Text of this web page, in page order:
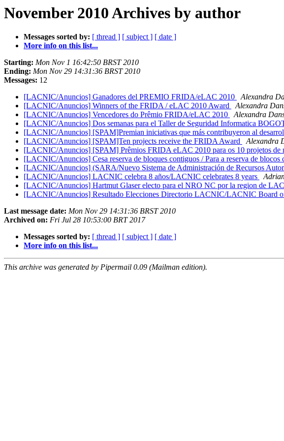
November 2010 Archives by author
Messages sorted by: [ thread ] [ subject ] [ date ]
More info on this list...
Starting: Mon Nov 1 16:42:50 BRST 2010
Ending: Mon Nov 29 14:31:36 BRST 2010
Messages: 12
[LACNIC/Anuncios] Ganadores del PREMIO FRIDA/eLAC 2010
Alexandra
[LACNIC/Anuncios] Winners of the FRIDA / eLAC 2010 Award
Alexandra
[LACNIC/Anuncios] Vencedores do Prêmio FRIDA/eLAC 2010
Alexandra
[LACNIC/Anuncios] Dos semanas para el Taller de Seguridad Informatica
[LACNIC/Anuncios] [SPAM]Premian iniciativas que más contribuyeron al
[LACNIC/Anuncios] [SPAM]Ten projects receive the FRIDA Award
Alexandra
[LACNIC/Anuncios] [SPAM] Prêmios FRIDA eLAC 2010 para os 10 projetos de
[LACNIC/Anuncios] Cesa reserva de bloques contiguos / Para a reserva de
[LACNIC/Anuncios] (SARA/Nuevo Sistema de Administración de Recursos
[LACNIC/Anuncios] LACNIC celebra 8 años/LACNIC celebrates 8 years
[LACNIC/Anuncios] Hartmut Glaser electo para el NRO NC por la region de
[LACNIC/Anuncios] Resultado Elecciones Directorio LACNIC/LACNIC Board
Last message date: Mon Nov 29 14:31:36 BRST 2010
Archived on: Fri Jul 28 10:53:00 BRT 2017
Messages sorted by: [ thread ] [ subject ] [ date ]
More info on this list...
This archive was generated by Pipermail 0.09 (Mailman edition).